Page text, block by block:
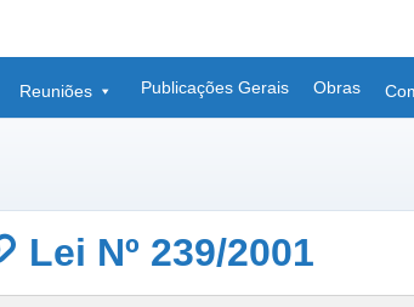
Reuniões Publicações Gerais Obras
Lei Nº 239/2001